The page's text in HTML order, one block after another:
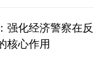
强化经济警察在反
核心作用